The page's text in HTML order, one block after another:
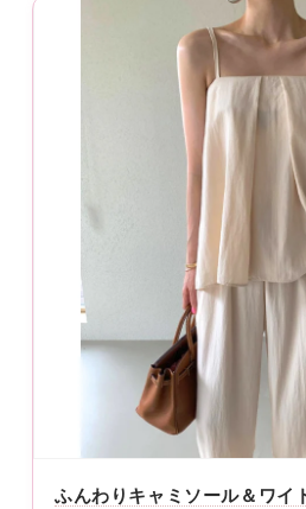
ふんわりキャミソール＆ワイ